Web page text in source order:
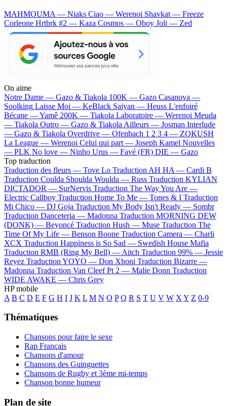
MAHMOUMA — Niaks Ciao — Werenoi Shavkat — Freeze
Corleone Hrtbrk #2 — Kaza Cosmos — Oboy Joli — Zed
On aime
Notre Dame — Gazo & Tiakola 100K — Gazo Casanova —
Soolking Laisse Moi — KeBlack Saiyan — Heuss L'enfoiré
Bécane —Yamê 200K — Tiakola Laboratoire — Werenoi Meuda
— Tiakola Outro — Gazo & Tiakola Ailleurs — Josman Interlude
— Gazo & Tiakola Overdrive — Ofenbach 1 2 3 4 — ZOKUSH
La League — Werenoi Celui qui part — Joseph Kamel Nouvelles
— PLK No love — Ninho Urus — Favé (FR) DIE — Gazo
Top traduction
Traduction des fleurs — Tove Lo Traduction AH HA — Cardi B
Traduction Coulda Shoulda Woulda — Russ Traduction KYLIAN
DICTADOR — SurNervis Traduction The Way You Are —
Electric Callboy Traduction Home To Me — Tones & I Traduction
Mi Chico — DJ Goja Traduction My Body Isn't Ready — Sombr
Traduction Danceteria — Madonna Traduction MORNING DEW
(DONK) — Beyoncé Traduction Hush — Muse Traduction The
Time Of My Life — Benson Boone Traduction Camera — Charli
XCX Traduction Happiness is So Sad — Swedish House Mafia
Traduction RMB (Ring My Bell) — Aitch Traduction 99% — Jessie
Reyez Traduction YOYO — Don Xhoni Traduction Bizarre —
Madonna Traduction Van Cleef Pt 2 — Malie Donn Traduction
WIDE AWAKE — Chris Grey
HP mobile
A B C D E F G H I J K L M N O P Q R S T U V W X Y Z 0-9
Thématiques
Chansons pour faire le sexe
Rap Français
Chansons d'amour
Chansons des Guinguettes
Chansons de Rugby et 3ème mi-temps
Chanson bonne humeur
Plan de site